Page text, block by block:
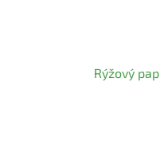
Rýžový